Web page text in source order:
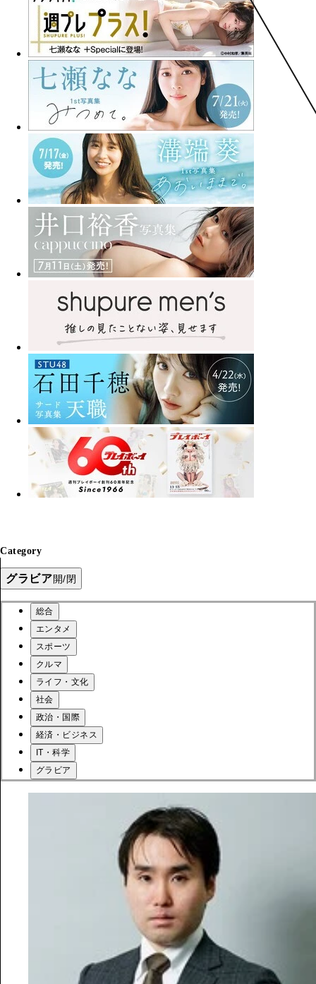
Category
グラビア開/閉
総合
エンタメ
スポーツ
クルマ
ライフ・文化
社会
政治・国際
経済・ビジネス
IT・科学
グラビア